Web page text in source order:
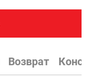
Возврат